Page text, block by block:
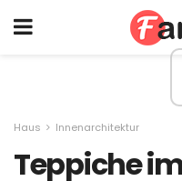
Haus Innenarchitektur
Teppiche